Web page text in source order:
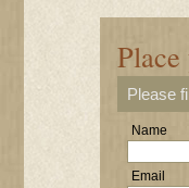
Please
Name
Email